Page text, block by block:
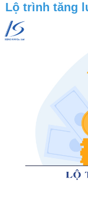
Lộ trình tăng